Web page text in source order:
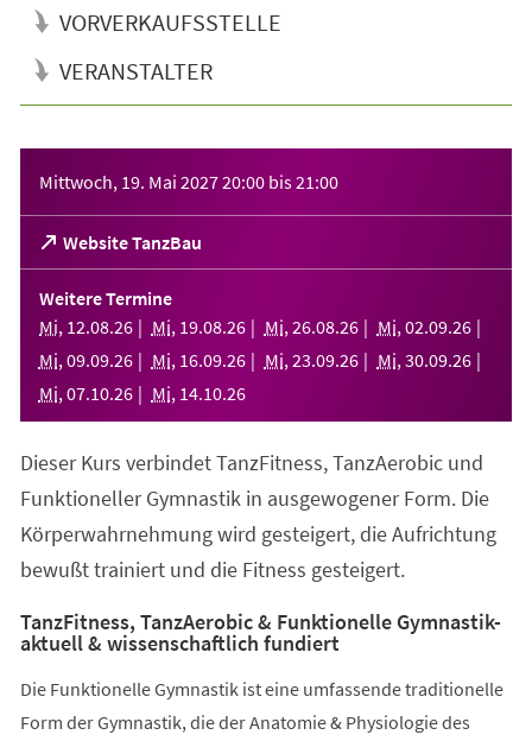
VORVERKAUFSSTELLE
VERANSTALTER
Mittwoch, 19. Mai 202720:00 bis21:00
Website TanzBau
(Öffnet
in
einem
neuen
Tab)
Weitere Termine
Mi, 12.08.26 Mi, 19.08.26 Mi, 26.08.26 Mi, 02.09.26
Mi, 09.09.26 Mi, 16.09.26 Mi, 23.09.26 Mi, 30.09.26
Mi, 07.10.26 Mi, 14.10.26
Dieser Kurs verbindet TanzFitness, TanzAerobic und
Funktioneller Gymnastik in ausgewogener Form. Die
Körperwahrnehmung wird gesteigert, die Aufrichtung
bewußt trainiert und die Fitness gesteigert.
TanzFitness, TanzAerobic & Funktionelle Gymnastik-
aktuell & wissenschaftlich fundiert
Die Funktionelle Gymnastik ist eine umfassende traditionelle
Form der Gymnastik, die der Anatomie & Physiologie des